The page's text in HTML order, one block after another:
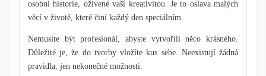
osobní historie, oživené vaší kreativitou. Je to oslava malých
věcí v životě, které činí každý den speciálním.
Nemusíte být profesionál, abyste vytvořili něco krásného.
Důležité je, že do tvorby vložíte kus sebe. Neexistují žádná
pravidla, jen nekonečné možnosti.